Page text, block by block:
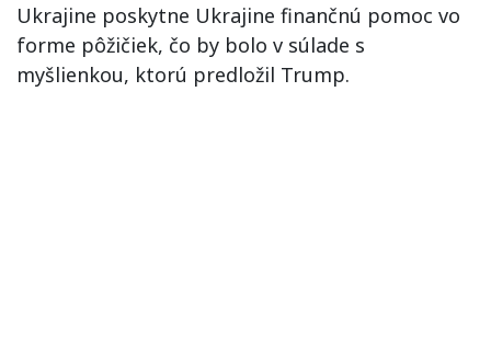
Ukrajine poskytne Ukrajine finančnú pomoc vo
forme pôžičiek, čo by bolo v súlade s
myšlienkou, ktorú predložil Trump.